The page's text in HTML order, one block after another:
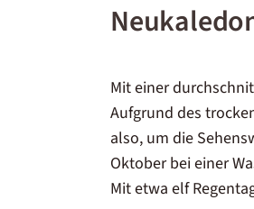
Mit einer
Aufgrund des
also, um die
Oktober bei einer
Mit etwa elf